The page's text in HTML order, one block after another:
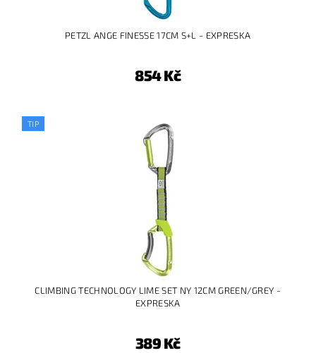
PETZL ANGE FINESSE 17CM S+L - EXPRESKA
854 Kč
TIP
CLIMBING TECHNOLOGY LIME SET NY 12CM GREEN/GREY -
EXPRESKA
389 Kč